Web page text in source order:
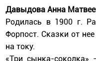
Давыдова Анна
Родилась в 1900 г.
Форпост. Сказки от
на току.
«Три сынка-соколка»